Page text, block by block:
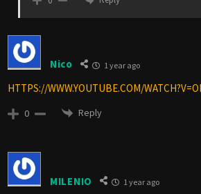
Nico 1 year ago
HTTPS://WWW.YOUTUBE.COM/
0 Reply
MILENIO 1 year ago